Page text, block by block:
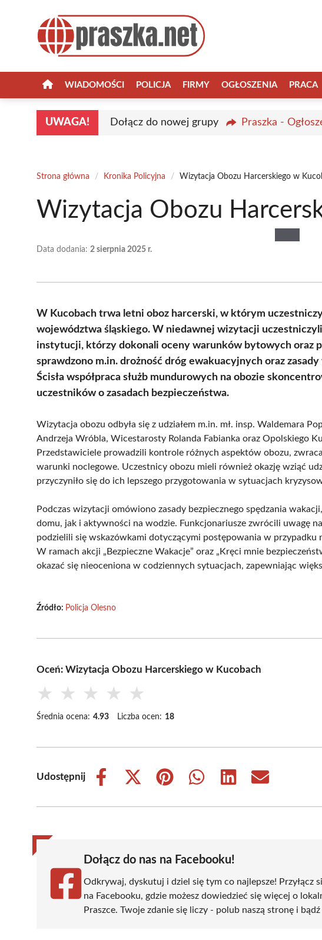
WIADOMOŚCI POLICJA FIRMY OGŁOSZENIA PRACA
UWAGA! Dołącz do nowej grupy Praszka -
Strona główna / Kronika Policyjna / Wizytacja Obozu Harcerskiego w
Wizytacja Obozu
Data dodania: 2 sierpnia 2025 r.
W Kucobach trwa letni oboz harcerski, w którym
województwa śląskiego. W niedawnej wizytacji
instytucji, którzy dokonali oceny warunków bytowych oraz
sprawdzono m.in. drożność dróg ewakuacyjnych oraz
Ścisła współpraca służb mundurowych na obozie
uczestników o zasadach bezpieczeństwa.
Wizytacja obozu odbyła się z udziałem m.in. mł. insp. Waldemara
Andrzeja Wróbla, Wicestarosty Rolanda Fabianka oraz Opolskiego
Przedstawiciele prowadzili kontrole różnych aspektów obozu,
warunki noclegowe. Uczestnicy obozu mieli również okazję wziąć
przyczyniło się do ich lepszego przygotowania w sytuacjach
Podczas wizytacji omówiono zasady bezpiecznego spędzania
domu, jak i aktywności na wodzie. Funkcjonariusze zwrócili uwagę
podzielili się wskazówkami dotyczącymi postępowania w
W ramach akcji „Bezpieczne Wakacje” oraz „Kręci mnie
okazać się nieoceniona w codziennych sytuacjach, zapewniając
Źródło: Policja Olesno
Oceń: Wizytacja Obozu Harcerskiego w Kucobach
★ ★ ★ ★ ★
Średnia ocena: 4.93 Liczba ocen: 18
Udostępnij
Share
Share
(Twitter)
Share
Share
Share
Share
Dołącz do nas na Facebooku!
Odkrywaj, dyskutuj i dziel się tym co najlepsze! Przyłącz
na Facebooku, gdzie możesz dowiedzieć się więcej o
Praszce. Twoje zdanie się liczy - polub naszą stronę i bądź